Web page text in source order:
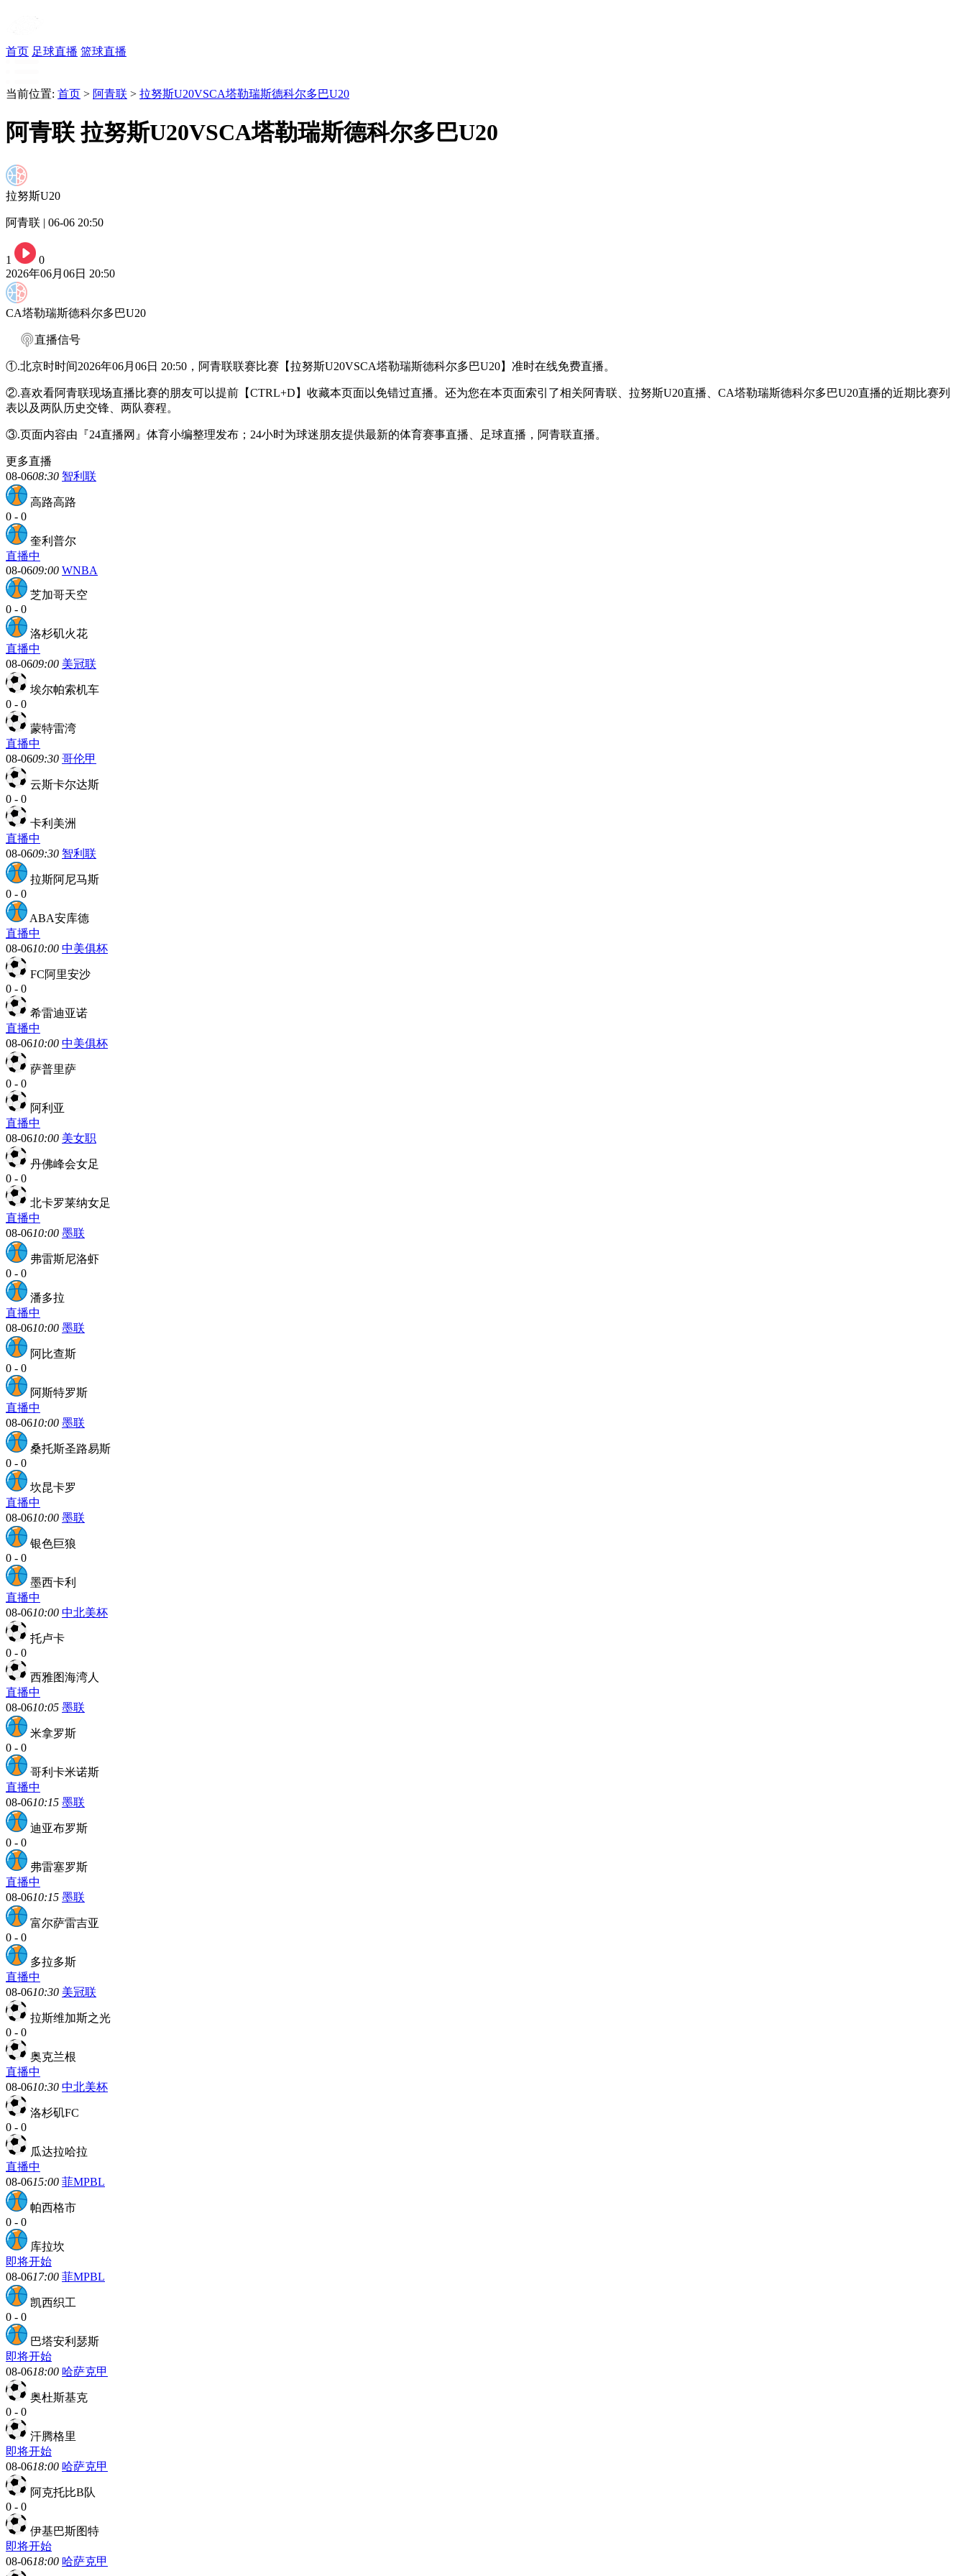
首页 足球直播 篮球直播
当前位置: 首页 > 阿青联 > 拉努斯U20VSCA塔勒瑞斯德科尔多巴U20
阿青联 拉努斯U20VSCA塔勒瑞斯德科尔多巴U20
拉努斯U20
阿青联 | 06-06 20:50
1
0
2026年06月06日 20:50
CA塔勒瑞斯德科尔多巴U20
直播信号
①.北京时时间2026年06月06日 20:50，阿青联联赛比赛【拉努斯U20VSCA塔勒瑞斯德科尔多巴U20】准时在线免费直播。
②.喜欢看阿青联现场直播比赛的朋友可以提前【CTRL+D】收藏本页面以免错过直播。还为您在本页面索引了相关阿青联、拉努斯U20直播、CA塔勒瑞斯德科尔多巴U20直播的近期比赛列
表以及两队历史交锋、两队赛程。
③.页面内容由『24直播网』体育小编整理发布；24小时为球迷朋友提供最新的体育赛事直播、足球直播，阿青联直播。
更多直播
08-0608:30 智利联
高路高路
0 - 0
奎利普尔
直播中
08-0609:00 WNBA
芝加哥天空
0 - 0
洛杉矶火花
直播中
08-0609:00 美冠联
埃尔帕索机车
0 - 0
蒙特雷湾
直播中
08-0609:30 哥伦甲
云斯卡尔达斯
0 - 0
卡利美洲
直播中
08-0609:30 智利联
拉斯阿尼马斯
0 - 0
ABA安库德
直播中
08-0610:00 中美俱杯
FC阿里安沙
0 - 0
希雷迪亚诺
直播中
08-0610:00 中美俱杯
萨普里萨
0 - 0
阿利亚
直播中
08-0610:00 美女职
丹佛峰会女足
0 - 0
北卡罗莱纳女足
直播中
08-0610:00 墨联
弗雷斯尼洛虾
0 - 0
潘多拉
直播中
08-0610:00 墨联
阿比查斯
0 - 0
阿斯特罗斯
直播中
08-0610:00 墨联
桑托斯圣路易斯
0 - 0
坎昆卡罗
直播中
08-0610:00 墨联
银色巨狼
0 - 0
墨西卡利
直播中
08-0610:00 中北美杯
托卢卡
0 - 0
西雅图海湾人
直播中
08-0610:05 墨联
米拿罗斯
0 - 0
哥利卡米诺斯
直播中
08-0610:15 墨联
迪亚布罗斯
0 - 0
弗雷塞罗斯
直播中
08-0610:15 墨联
富尔萨雷吉亚
0 - 0
多拉多斯
直播中
08-0610:30 美冠联
拉斯维加斯之光
0 - 0
奥克兰根
直播中
08-0610:30 中北美杯
洛杉矶FC
0 - 0
瓜达拉哈拉
直播中
08-0615:00 菲MPBL
帕西格市
0 - 0
库拉坎
即将开始
08-0617:00 菲MPBL
凯西织工
0 - 0
巴塔安利瑟斯
即将开始
08-0618:00 哈萨克甲
奥杜斯基克
0 - 0
汗腾格里
即将开始
08-0618:00 哈萨克甲
阿克托比B队
0 - 0
伊基巴斯图特
即将开始
08-0618:00 哈萨克甲